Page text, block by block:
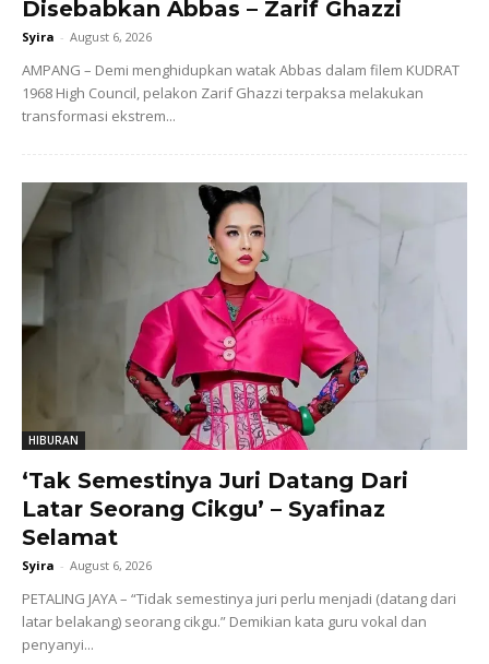
Disebabkan Abbas – Zarif Ghazzi
Syira - August 6, 2026
AMPANG – Demi menghidupkan watak Abbas dalam filem KUDRAT
1968 High Council, pelakon Zarif Ghazzi terpaksa melakukan
transformasi ekstrem...
HIBURAN
‘Tak Semestinya Juri Datang Dari
Latar Seorang Cikgu’ – Syafinaz
Selamat
Syira - August 6, 2026
PETALING JAYA – “Tidak semestinya juri perlu menjadi (datang dari
latar belakang) seorang cikgu.” Demikian kata guru vokal dan
penyanyi...